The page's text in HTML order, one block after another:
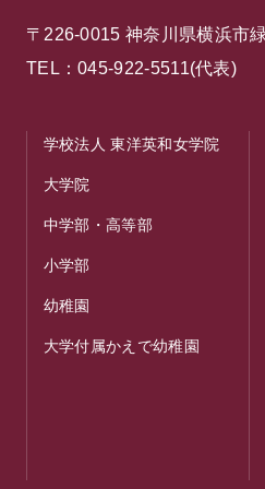
〒226-0015 神奈川県横浜市
TEL：045-922-5511(代表)
学校法人 東洋英和女学院
大学院
中学部・高等部
小学部
幼稚園
大学付属かえで幼稚園